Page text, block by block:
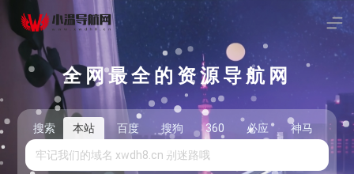
全网最全的资源导航网
搜索 本站 百度 搜狗 360 必应 神马 头